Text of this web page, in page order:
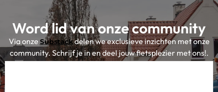
Word lid van onze community
Via onze Substackdelen we exclusieve inzichten met onze
community. Schrijf je in en deel jouw fietsplezier met ons!.